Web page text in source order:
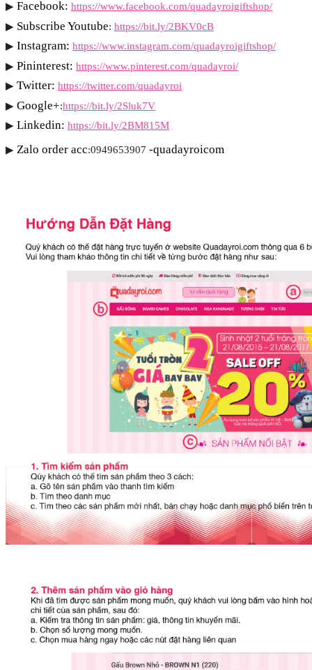
▶ Facebook: https://www.facebook.com/quadayroigiftshop/
▶ Subscribe Youtube: https://bit.ly/2BKV0cB
▶ Instagram: https://www.instagram.com/quadayroigiftshop/
▶ Pininterest: https://www.pinterest.com/quadayroi/
▶ Twitter: https://twitter.com/quadayroi
▶ Google+:https://bit.ly/2Sluk7V
▶ Linkedin: https://bit.ly/2BM815M
▶ Zalo order acc:0949653907 -quadayroicom